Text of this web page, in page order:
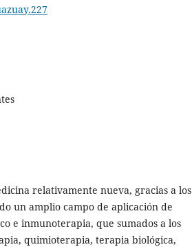
relativamente nueva, gracias a los
un amplio campo de aplicación de
e inmunoterapia, que sumados a los
quimioterapia, terapia biológica,